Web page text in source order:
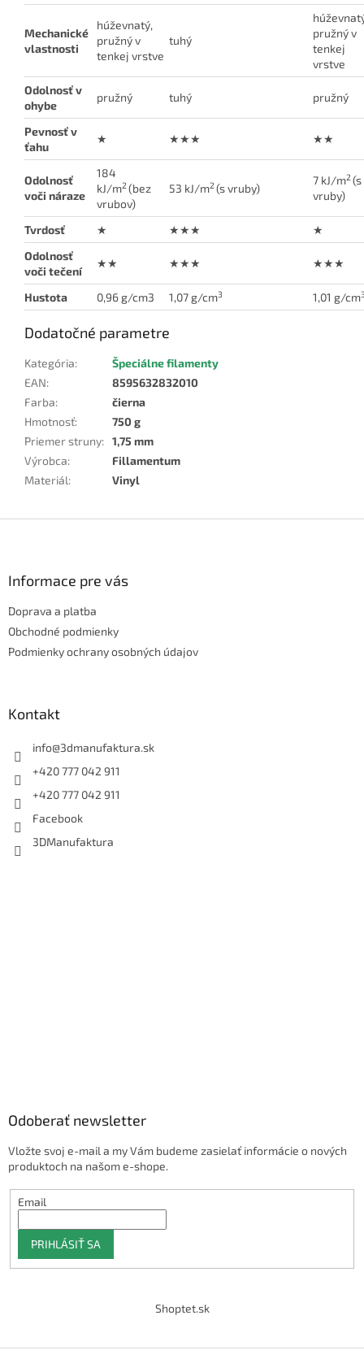
Mechanické
vlastnosti
húževnatý,
pružný v
tenkej vrstve
tuhý
pružný v
tenkej
vrstve
Odolnosť v
ohybe
pružný tuhý pružný
Pevnosť v
ťahu
★ ★★★ ★★
Odolnosť
voči náraze
184
kJ/m2 (bez
vrubov)
53 kJ/m2 (s vruby)
7 kJ/m2 (s
vruby)
Tvrdosť ★ ★★★
★
Odolnosť
voči tečení
★★ ★★★ ★★★
Hustota 0,96 g/cm3 1,07 g/cm3 1,01 g/cm
Dodatočné parametre
Kategória:
Špeciálne filamenty
EAN:
8595632832010
Farba:
čierna
Hmotnosť:
750 g
Priemer struny: 1,75 mm
Výrobca:
Fillamentum
Materiál: Vinyl
Informace pre vás
Doprava a platba
Obchodné podmienky
Podmienky ochrany osobných údajov
Kontakt
info@3dmanufaktura.sk
+420 777 042 911
+420 777 042 911
Facebook
3DManufaktura
Odoberať newsletter
Vložte svoj e-mail a my Vám budeme zasielať informácie o nových
produktoch na našom e-shope.
Email
PRIHLÁSIŤ SA
Shoptet.sk